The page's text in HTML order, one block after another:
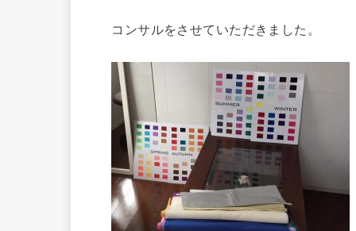
コンサルをさせていただきました。